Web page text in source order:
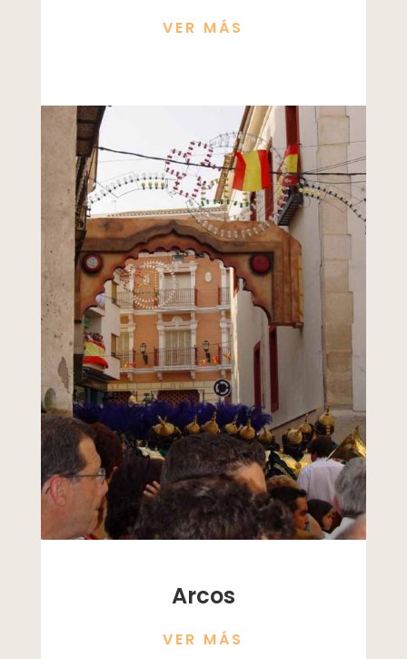
VER MÁS
Arcos
VER MÁS